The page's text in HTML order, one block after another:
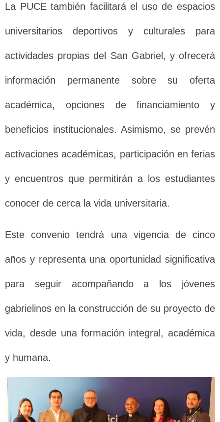
La PUCE también facilitará el uso de espacios
universitarios deportivos y culturales para
actividades propias del San Gabriel, y ofrecerá
información permanente sobre su oferta
académica, opciones de financiamiento y
beneficios institucionales. Asimismo, se prevén
activaciones académicas, participación en ferias
y encuentros que permitirán a los estudiantes
conocer de cerca la vida universitaria.
Este convenio tendrá una vigencia de cinco
años y representa una oportunidad significativa
para seguir acompañando a los jóvenes
gabrielinos en la construcción de su proyecto de
vida, desde una formación integral, académica
y humana.